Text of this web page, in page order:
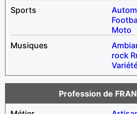
Sports
Moto
Musiques
rock
Profession de